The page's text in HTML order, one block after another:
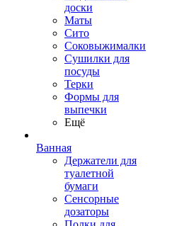
доски
Маты
Сито
Соковыжималки
Сушилки для
посуды
Терки
Формы для
выпечки
Ещё
Ванная
Держатели для
туалетной
бумаги
Сенсорные
дозаторы